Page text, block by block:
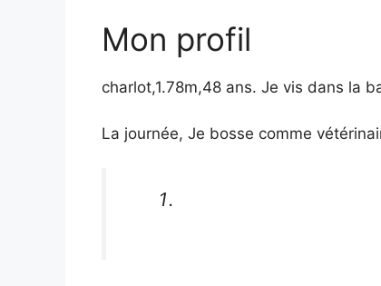
Mon profil
charlot,1.78m,48 ans. Je vis dans la
La journée, Je bosse comme